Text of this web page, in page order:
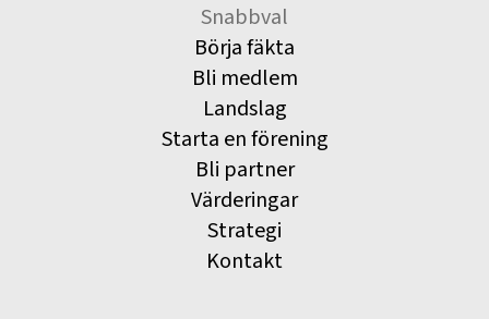
Snabbval
Börja fäkta
Bli medlem
Landslag
Starta en förening
Bli partner
Värderingar
Strategi
Kontakt